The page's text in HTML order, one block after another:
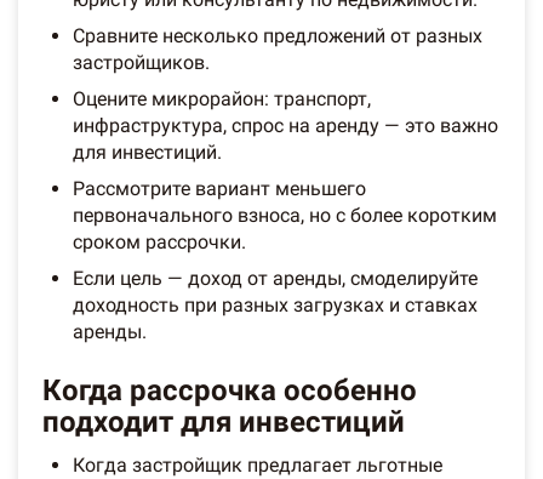
Сравните несколько предложений от разных
застройщиков.
Оцените микрорайон: транспорт,
инфраструктура, спрос на аренду — это важно
для инвестиций.
Рассмотрите вариант меньшего
первоначального взноса, но с более коротким
сроком рассрочки.
Если цель — доход от аренды, смоделируйте
доходность при разных загрузках и ставках
аренды.
Когда рассрочка особенно
подходит для инвестиций
Когда застройщик предлагает льготные